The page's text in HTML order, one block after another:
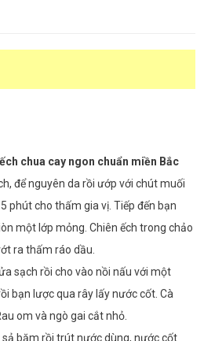
chua cay ngon chuẩn miền Bắc
để nguyên da rồi ướp với chút muối
phút cho thấm gia vị. Tiếp đến bạn
một lớp mỏng. Chiên ếch trong chảo
ra thấm ráo dầu.
sạch rồi cho vào nồi nấu với một
bạn lược qua rây lấy nước cốt. Cà
om và ngò gai cắt nhỏ.
sả băm rồi trút nước dùng, nước cốt